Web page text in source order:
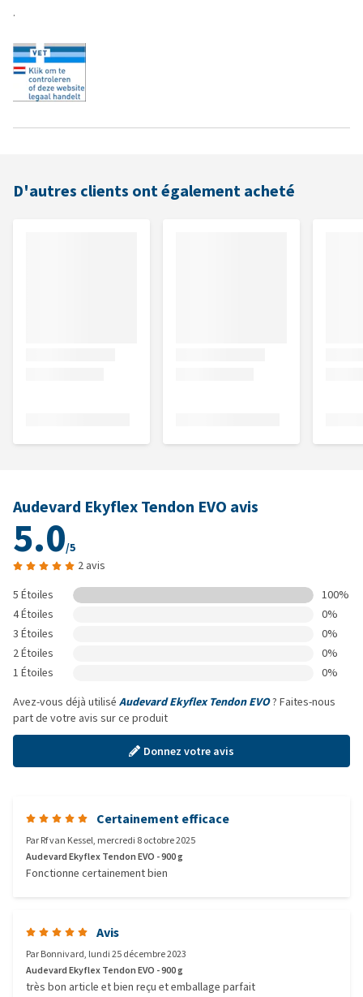
.
D'autres clients ont également acheté
Audevard Ekyflex Tendon EVO avis
5.0/5
2 avis
5 Étoiles
100%
4 Étoiles
0%
3 Étoiles
0%
2 Étoiles
0%
1 Étoiles
0%
Avez-vous déjà utilisé Audevard Ekyflex Tendon EVO? Faites-nous
part de votre avis sur ce produit
Donnez votre avis
Certainement efficace
ParRf van Kessel, mercredi 8 octobre 2025
Audevard Ekyflex Tendon EVO - 900 g
Fonctionne certainement bien
Avis
ParBonnivard, lundi 25 décembre 2023
Audevard Ekyflex Tendon EVO - 900 g
très bon article et bien reçu et emballage parfait